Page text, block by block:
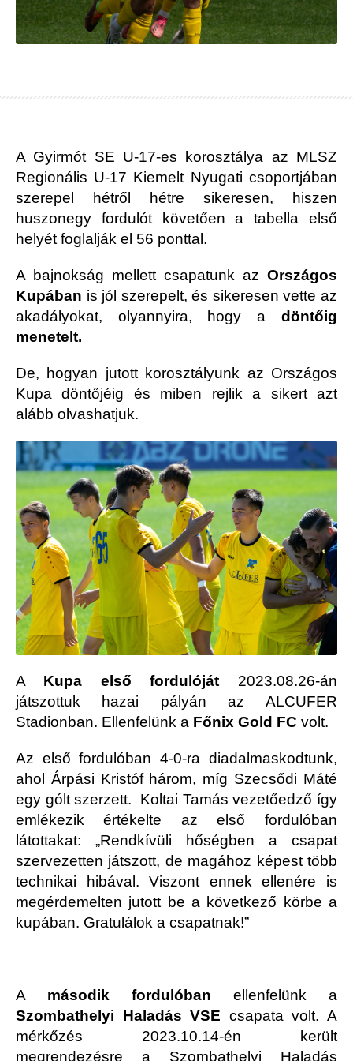
A Gyirmót SE U-17-es korosztálya az MLSZ
Regionális U-17 Kiemelt Nyugati csoportjában
szerepel hétről hétre sikeresen, hiszen
huszonegy fordulót követően a tabella első
helyét foglalják el 56 ponttal.
A bajnokság mellett csapatunk az Országos
Kupában is jól szerepelt, és sikeresen vette az
akadályokat, olyannyira, hogy a döntőig
menetelt.
De, hogyan jutott korosztályunk az Országos
Kupa döntőjéig és miben rejlik a sikert azt
alább olvashatjuk.
A Kupa első fordulóját 2023.08.26-án
játszottuk hazai pályán az ALCUFER
Stadionban. Ellenfelünk a Főnix Gold FC volt.
Az első fordulóban 4-0-ra diadalmaskodtunk,
ahol Árpási Kristóf három, míg Szecsődi Máté
egy gólt szerzett. Koltai Tamás vezetőedző így
emlékezik értékelte az első fordulóban
látottakat: „Rendkívüli hőségben a csapat
szervezetten játszott, de magához képest több
technikai hibával. Viszont ennek ellenére is
megérdemelten jutott be a következő körbe a
kupában. Gratulálok a csapatnak!”
A második fordulóban ellenfelünk a
Szombathelyi Haladás VSE csapata volt. A
mérkőzés 2023.10.14-én került
megrendezésre a Szombathelyi Haladás